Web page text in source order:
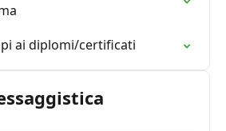
ai diplomi/certificati